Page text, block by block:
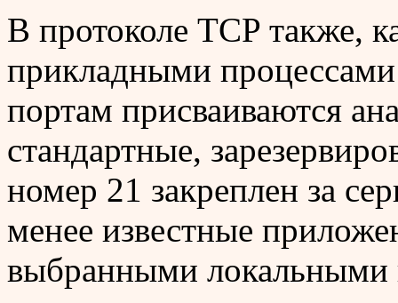
В протоколе TCP также,
прикладными
портам присваиваются
стандартные,
номер 21 закреплен за
менее известные
выбранными локальными